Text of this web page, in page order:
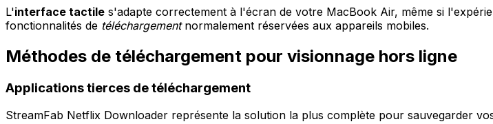
L'interface tactile s'adapte correctement à l'écran de votre MacBook Air, même si
fonctionnalités de téléchargementnormalement réservées aux appareils mobiles.
Méthodes de téléchargement pour visionnage hors ligne
Applications tierces de téléchargement
StreamFab Netflix Downloader représente la solution la plus complète pour sauvegarder